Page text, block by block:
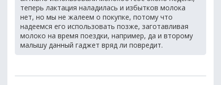
теперь лактация наладилась и избытков молока
нет, но мы не жалеем о покупке, потому что
надеемся его использовать позже, заготавливая
молоко на время поездки, например, да и второму
малышу данный гаджет вряд ли повредит.